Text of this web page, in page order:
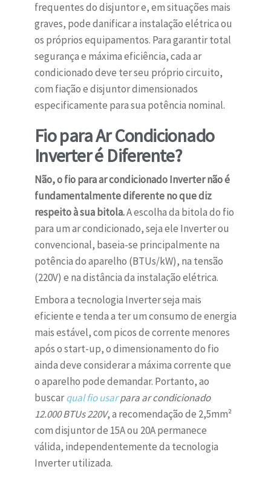
frequentes do disjuntor e, em situações mais
graves, pode danificar a instalação elétrica ou
os próprios equipamentos. Para garantir total
segurança e máxima eficiência, cada ar
condicionado deve ter seu próprio circuito,
com fiação e disjuntor dimensionados
especificamente para sua potência nominal.
Fio para Ar Condicionado
Inverter é Diferente?
Não, o fio para ar condicionado Inverter não é
fundamentalmente diferente no que diz
respeito à sua bitola.A escolha da bitola do fio
para um ar condicionado, seja ele Inverter ou
convencional, baseia-se principalmente na
potência do aparelho (BTUs/kW), na tensão
(220V) e na distância da instalação elétrica.
Embora a tecnologia Inverter seja mais
eficiente e tenda a ter um consumo de energia
mais estável, com picos de corrente menores
após o start-up, o dimensionamento do fio
ainda deve considerar a máxima corrente que
o aparelho pode demandar. Portanto, ao
buscarqual fio usarpara ar condicionado
12.000 BTUs 220V, a recomendação de 2,5mm²
com disjuntor de 15A ou 20A permanece
válida, independentemente da tecnologia
Inverter utilizada.